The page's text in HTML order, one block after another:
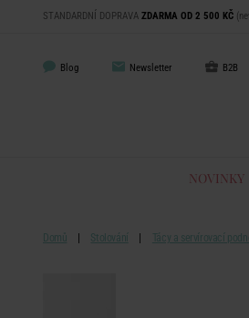
STANDARDNÍ DOPRAVA ZDARMA OD 2 500 KČ
Blog Newsletter B2B
NOVINKY
Domů Stolování Tácy a servírovací